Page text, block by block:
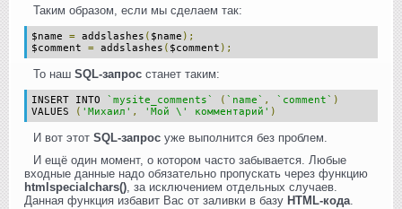
Таким образом, если мы сделаем так:
$name = addslashes ( $name );
$comment = addslashes ( $comment );
То наш SQL-запрос станет таким:
INSERT INTO `mysite_comments` ( `name` , `comment` )
VALUES
( 'Михаил' , 'Мой \' комментарий' )
И вот этот SQL-запрос уже выполнится без проблем.
И ещё один момент, о котором часто забывается. Любые
входные данные надо обязательно пропускать через функцию
htmlspecialchars(), за исключением отдельных случаев.
Данная функция избавит Вас от заливки в базу HTML-кода.